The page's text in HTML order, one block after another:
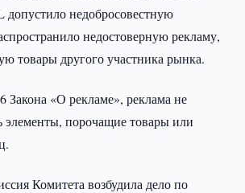
недобросовестную
недостоверную рекламу,
товары другого участника рынка.
Закона «О рекламе», реклама не
элементы, порочащие товары или
Комитета возбудила дело по